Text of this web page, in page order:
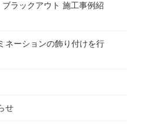
ラックアウト 施工事例紹
ネーションの飾り付けを行
せ